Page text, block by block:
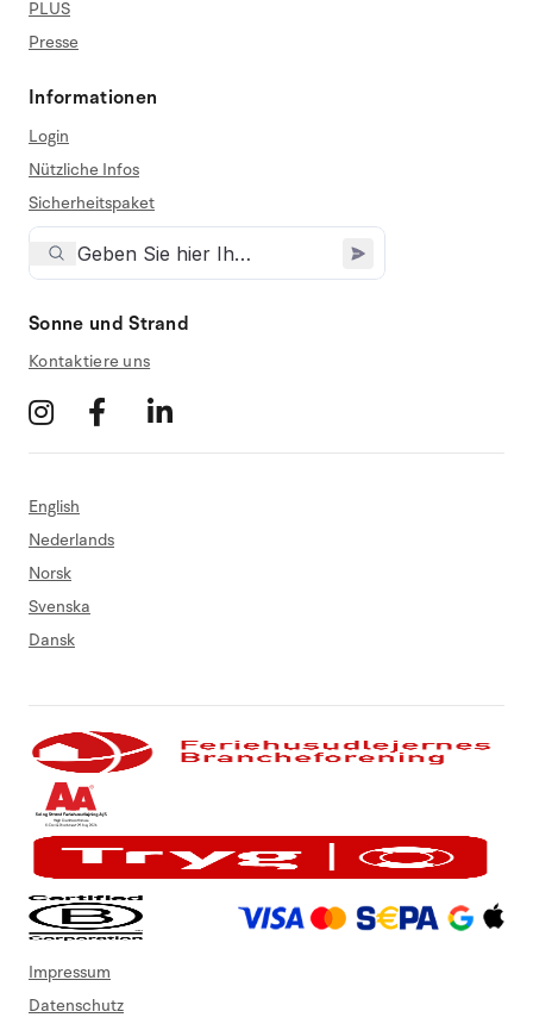
PLUS
Presse
Informationen
Login
Nützliche Infos
Sicherheitspaket
Sonne und Strand
Kontaktiere uns
English
Nederlands
Norsk
Svenska
Dansk
Impressum
Datenschutz